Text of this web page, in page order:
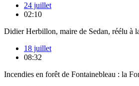
24 juillet
02:10
Didier Herbillon, maire de Sedan, réélu à
18 juillet
08:32
Incendies en forêt de Fontainebleau : la